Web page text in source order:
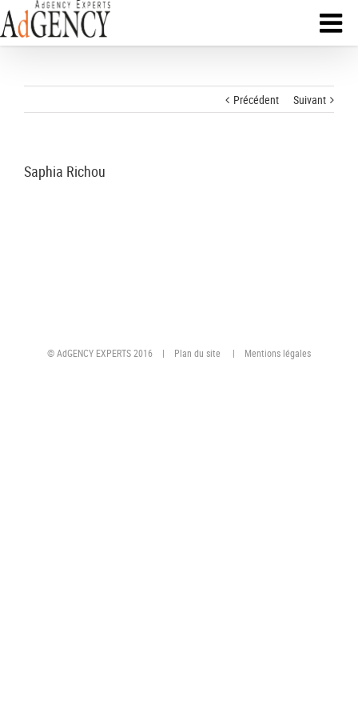
Précédent Suivant
Saphia Richou
© AdGENCY EXPERTS 2016 | Plan du site | Mentions légales